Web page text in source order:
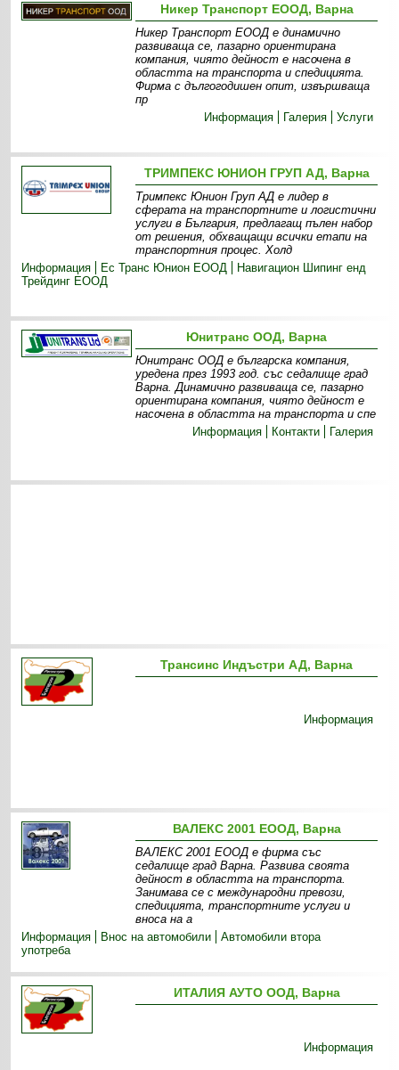
Никер Транспорт ЕООД, Варна
Никер Транспорт ЕООД е динамично
развиваща се, пазарно ориентирана
компания, чиято дейност е насочена в
областта на транспорта и спедицията.
Фирма с дългогодишен опит, извършваща
пр
Информация
Галерия Услуги
ТРИМПЕКС ЮНИОН ГРУП АД, Варна
Тримпекс Юнион Груп АД е лидер в
сферата на транспортните и логистични
услуги в България, предлагащ пълен набор
от решения, обхващащи всички етапи на
транспортния процес. Холд
Информация
Ес Транс Юнион ЕООД
Навигацион Шипинг енд
Трейдинг ЕООД
Юнитранс ООД, Варна
Юнитранс ООД е българска компания,
уредена през 1993 год. със седалище град
Варна. Динамично развиваща се, пазарно
ориентирана компания, чиято дейност е
насочена в областта на транспорта и спе
Информация
Контакти Галерия
Трансинс Индъстри АД, Варна
Информация
ВАЛЕКС 2001 ЕООД, Варна
ВАЛЕКС 2001 ЕООД е фирма със
седалище град Варна. Развива своята
дейност в областта на транспорта.
Занимава се с международни превози,
спедицията, транспортните услуги и
вноса на а
Информация
Внос на автомобили
Автомобили втора
употреба
ИТАЛИЯ АУТО ООД, Варна
Информация